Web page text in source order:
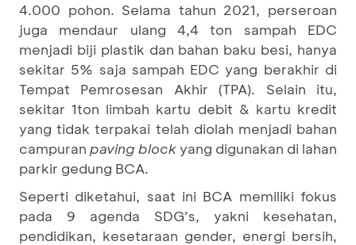
4.000 pohon. Selama tahun 2021, perseroan
juga mendaur ulang 4,4 ton sampah EDC
menjadi biji plastik dan bahan baku besi, hanya
sekitar 5% saja sampah EDC yang berakhir di
Tempat Pemrosesan Akhir (TPA). Selain itu,
sekitar 1ton limbah kartu debit & kartu kredit
yang tidak terpakai telah diolah menjadi bahan
campuran paving block yang digunakan di lahan
parkir gedung BCA.
Seperti diketahui, saat ini BCA memiliki fokus
pada 9 agenda SDG’s, yakni kesehatan,
pendidikan, kesetaraan gender, energi bersih,